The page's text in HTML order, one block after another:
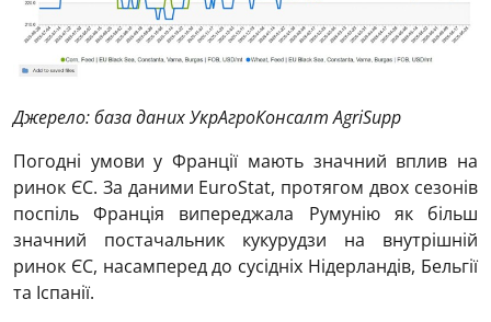
Джерело: база даних УкрАгроКонсалт AgriSupp
Погодні умови у Франції мають значний вплив на
ринок ЄС. За даними EuroStat, протягом двох сезонів
поспіль Франція випереджала Румунію як більш
значний постачальник кукурудзи на внутрішній
ринок ЄС, насамперед до сусідніх Нідерландів, Бельгії
та Іспанії.